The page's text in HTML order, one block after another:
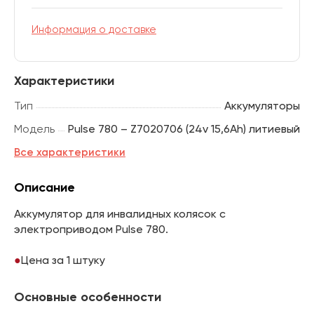
Характеристики
Тип
Аккумуляторы
Модель
Pulse 780 – Z7020706 (24v 15,6Ah) литиевый
Все характеристики
Информация о доставке
Описание
Аккумулятор для инвалидных колясок с
электроприводом Pulse 780.
Цена за 1 штуку
Основные особенности